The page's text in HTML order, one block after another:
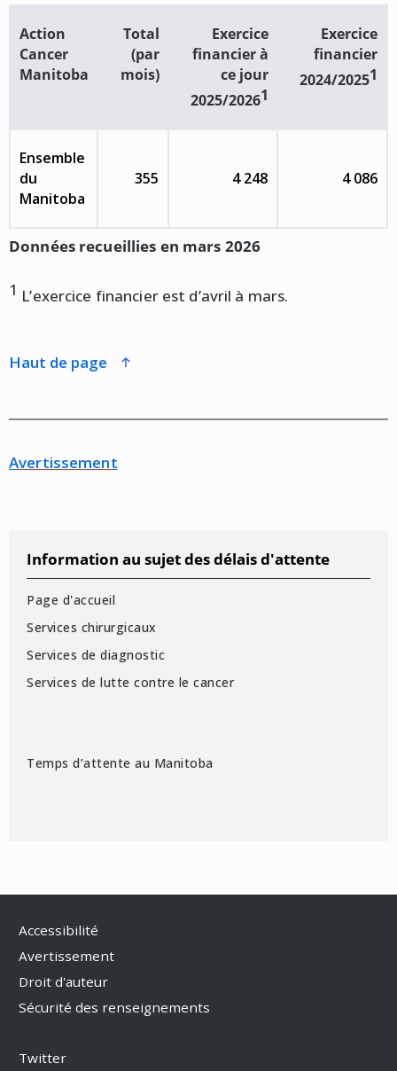
Action
Cancer
Manitoba
Total
(par
mois)
Exercice
financier à
ce jour
2025/20261
Exercice
financier
2024/20251
Ensemble
du
Manitoba
355 4 248 4 086
Données recueillies en mars 2026
1 L’exercice financier est d’avril à mars.
haut de page
Avertissement
Information au sujet des délais d'attente
Page d'accueil
Services chirurgicaux
Services de diagnostic
Services de lutte contre le cancer
Temps d’attente au Manitoba
Accessibilité
Avertissement
Droit d'auteur
Sécurité des renseignements
Twitter